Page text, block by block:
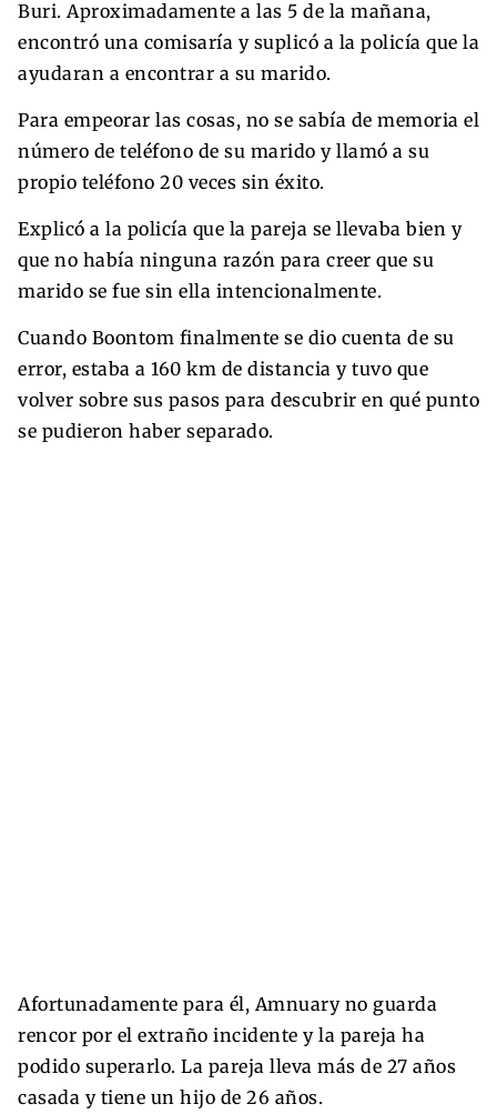
Buri. Aproximadamente a las 5 de la mañana,
encontró una comisaría y suplicó a la policía que la
ayudaran a encontrar a su marido.
Para empeorar las cosas, no se sabía de memoria el
número de teléfono de su marido y llamó a su
propio teléfono 20 veces sin éxito.
Explicó a la policía que la pareja se llevaba bien y
que no había ninguna razón para creer que su
marido se fue sin ella intencionalmente.
Cuando Boontom finalmente se dio cuenta de su
error, estaba a 160 km de distancia y tuvo que
volver sobre sus pasos para descubrir en qué punto
se pudieron haber separado.
Afortunadamente para él, Amnuary no guarda
rencor por el extraño incidente y la pareja ha
podido superarlo. La pareja lleva más de 27 años
casada y tiene un hijo de 26 años.